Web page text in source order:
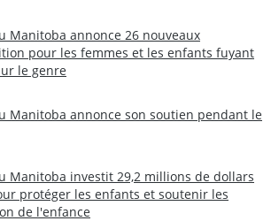
Manitoba annonce 26 nouveaux
pour les femmes et les enfants fuyant
le genre
Manitoba annonce son soutien pendant le
Manitoba investit 29,2 millions de dollars
protéger les enfants et soutenir les
de l'enfance